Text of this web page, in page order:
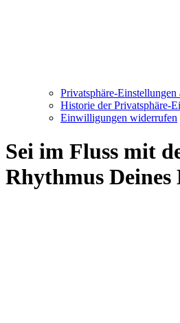
Privatsphäre-Einstellungen
Historie der Privatsphäre-
Einwilligungen widerrufen
Sei im Fluss mit
Rhythmus Deines